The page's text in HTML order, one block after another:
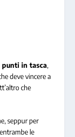
punti in tasca,
deve vincere a
che
seppur per
le